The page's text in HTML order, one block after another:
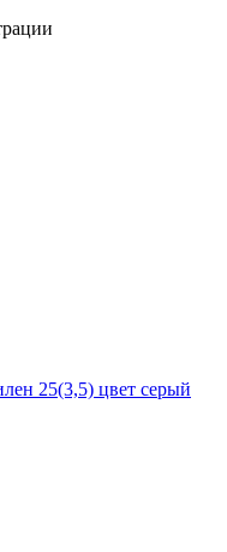
25(3,5) цвет серый